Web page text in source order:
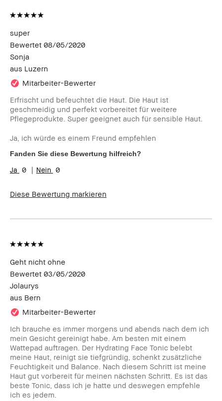
super
Bewertet 08/05/2020
Sonja
aus Luzern
Mitarbeiter-Bewerter
Erfrischt und befeuchtet die Haut. Die Haut ist
geschmeidig und perfekt vorbereitet für weitere
Pflegeprodukte. Super geeignet auch für sensible Haut.
Ja, ich würde es einem Freund empfehlen
Fanden Sie diese Bewertung hilfreich?
0 0
Diese Bewertung markieren
Geht nicht ohne
Bewertet 03/05/2020
Jolaurys
aus Bern
Mitarbeiter-Bewerter
Ich brauche es immer morgens und abends nach dem ich
mein Gesicht gereinigt habe. Am besten mit einem
Wattepad auftragen. Der Hydrating Face Tonic belebt
meine Haut, reinigt sie tiefgründig, schenkt zusätzliche
Feuchtigkeit und Balance. Nach diesem Schritt ist meine
Haut gut vorbereit für meinen nächsten Schritt. Es ist das
beste Tonic, dass ich je hatte und deswegen empfehle
ich es jedem.